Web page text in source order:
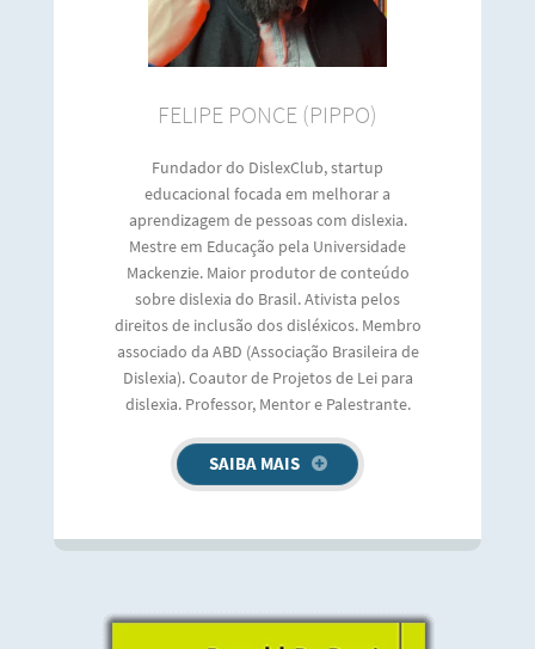
FELIPE PONCE (PIPPO)
Fundador do DislexClub, startup
educacional focada em melhorar a
aprendizagem de pessoas com dislexia.
Mestre em Educação pela Universidade
Mackenzie. Maior produtor de conteúdo
sobre dislexia do Brasil. Ativista pelos
direitos de inclusão dos disléxicos. Membro
associado da ABD (Associação Brasileira de
Dislexia). Coautor de Projetos de Lei para
dislexia. Professor, Mentor e Palestrante.
SAIBA MAIS